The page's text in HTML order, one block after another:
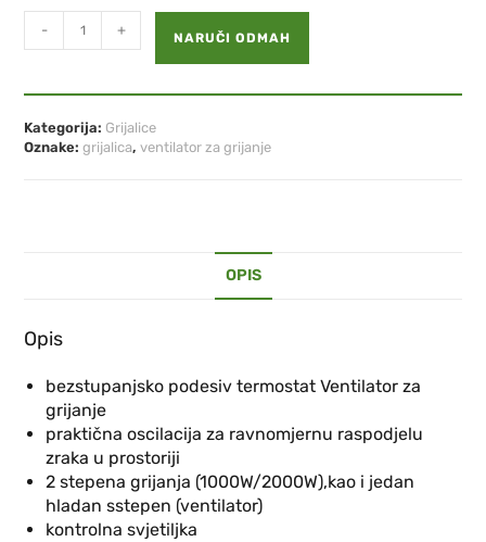
- + NARUČI ODMAH
Kategorija: Grijalice
Oznake:grijalica,ventilator za grijanje
OPIS
Opis
bezstupanjsko podesiv termostat Ventilator za
grijanje
praktična oscilacija za ravnomjernu raspodjelu
zraka u prostoriji
2 stepena grijanja (1000W/2000W),kao i jedan
hladan sstepen (ventilator)
kontrolna svjetiljka